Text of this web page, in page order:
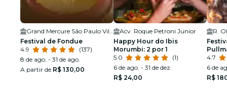
Grand Mercure São Paulo Vila Olímpia
Festival de Fondue
4.9
(137)
8 de ago. - 31 de ago.
A partir de R$ 130,00
Acv. Roque Petroni Junior
Happy Hour do Ibis
Morumbi: 2 por 1
5.0
(1)
6 de ago. - 31 de dez.
R$ 24,00
4.7
6 de
R$